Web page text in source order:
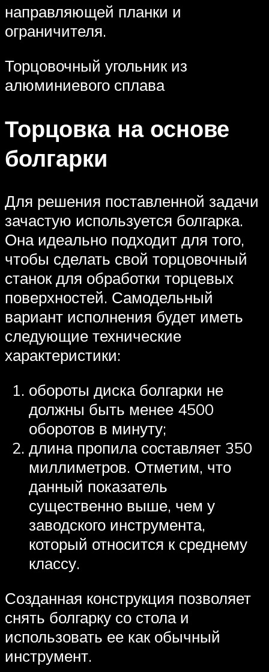
направляющей планки и
ограничителя.
Торцовочный угольник из
алюминиевого сплава
Торцовка на основе
болгарки
Для решения поставленной задачи
зачастую используется болгарка.
Она идеально подходит для того,
чтобы сделать свой торцовочный
станок для обработки торцевых
поверхностей. Самодельный
вариант исполнения будет иметь
следующие технические
характеристики:
обороты диска болгарки не
должны быть менее 4500
оборотов в минуту;
длина пропила составляет 350
миллиметров. Отметим, что
данный показатель
существенно выше, чем у
заводского инструмента,
который относится к среднему
классу.
Созданная конструкция позволяет
снять болгарку со стола и
использовать ее как обычный
инструмент.